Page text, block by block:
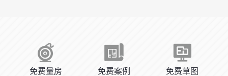
免费量房 免费案例 免费草图